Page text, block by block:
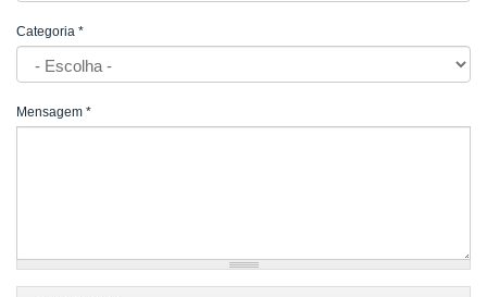
Categoria *
Mensagem *